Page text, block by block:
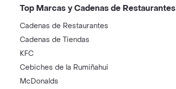
Top Marcas y Cadenas de Restaurantes
Cadenas de Restaurantes
Cadenas de Tiendas
KFC
Cebiches de la Rumiñahui
McDonalds